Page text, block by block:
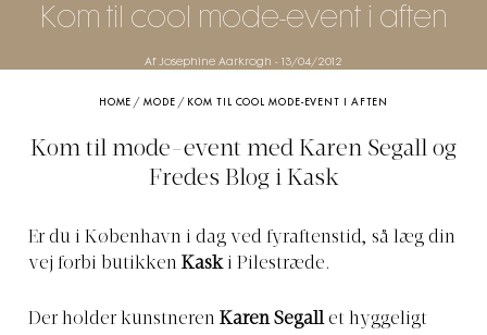
Kom til cool mode-event i aften
Af Josephine Aarkrogh - 13/04/2012
HOME /MODE / KOM TIL COOL MODE-EVENT I AFTEN
Kom til mode-event med Karen Segall og
Fredes Blog i Kask
Er du i København i dag ved fyraftenstid, så læg din
vej forbi butikken Kaski Pilestræde.
Der holder kunstneren Karen Segallet hyggeligt